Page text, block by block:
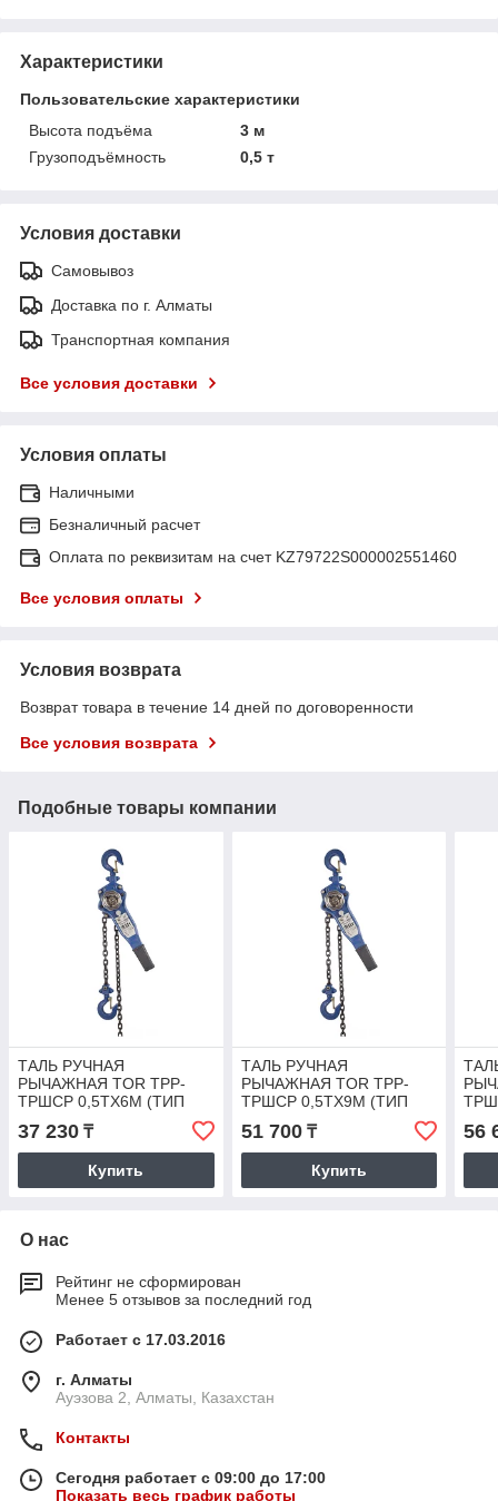
Характеристики
Пользовательские характеристики
Высота подъёма
3 м
Грузоподъёмность
0,5 т
Условия доставки
Самовывоз
Доставка по г. Алматы
Транспортная компания
Все условия доставки
Условия оплаты
Наличными
Безналичный расчет
Оплата по реквизитам на счет KZ79722S000002551460
Все условия оплаты
Условия возврата
Возврат товара в течение 14 дней по договоренности
Все условия возврата
Подобные товары компании
ТАЛЬ РУЧНАЯ
РЫЧАЖНАЯ TOR ТРР-
ТРШСР 0,5ТХ6М (ТИП
37 230 ₸
Купить
ТАЛЬ РУЧНАЯ
РЫЧАЖНАЯ TOR ТРР-
ТРШСР 0,5ТХ9М (ТИП
51 700₸
Купить
56
О нас
Рейтинг не сформирован
Менее 5 отзывов за последний год
Работает с 17.03.2016
г. Алматы
Ауэзова 2, Алматы, Казахстан
Контакты
Сегодня работает с 09:00 до 17:00
Показать весь график работы